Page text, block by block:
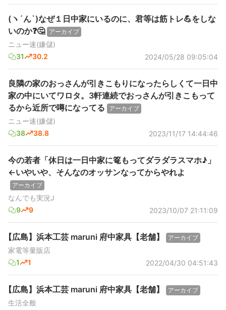
(ヽ´ん`)なぜ１日中家にいるのに、君等は筋トレ💪をしな
いのか❓🤔 アーカイブ
ニュー速(嫌儲)
31
30.2 2024/05/28 09:05:04
良隣の家のおっさんが引きこもりになったらしくて一日中
家の中にいてワロタ。3軒連続でおっさんが引きこもって
るから近所で噂になってる
アーカイブ
ニュー速(嫌儲)
38
38.8 2023/11/17 14:44:46
今の若者「休日は一日中家に篭もってダラダラスマホ♪」
←いやいや、そんなのオッサンなってからやれよ
アーカイブ
なんでも実況J
9
9 2023/10/07 21:11:09
【広島】浜本工芸 maruni 府中家具【老舗】 アーカイブ
家電等量販店
1
1 2022/04/30 04:51:43
【広島】浜本工芸 maruni 府中家具【老舗】 アーカイブ
生活全般